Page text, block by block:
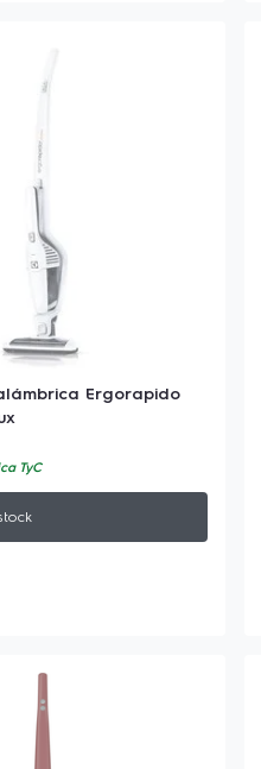
Ergorapido
TyC